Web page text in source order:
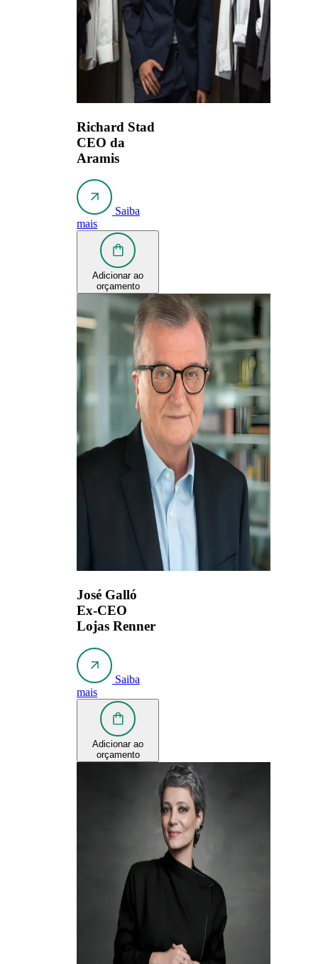
Richard Stad
CEO da
Aramis
Saiba
mais
Adicionar ao
orçamento
José Galló
Ex-CEO
Lojas Renner
Saiba
mais
Adicionar ao
orçamento